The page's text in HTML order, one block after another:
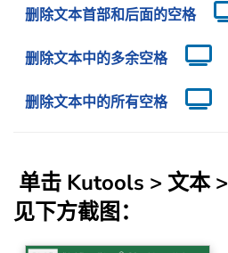
删除文本首部和后面的空格
删除文本中的多余空格
删除文本中的所有空格
单击 Kutools > 文本>
见下方截图：